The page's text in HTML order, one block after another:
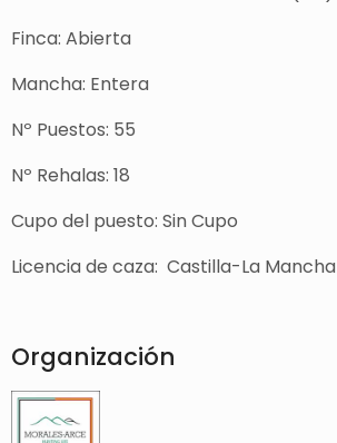
Finca: Abierta
Mancha: Entera
Nº Puestos: 55
Nº Rehalas: 18
Cupo del puesto: Sin Cupo
Licencia de caza: Castilla-La Mancha
Organización